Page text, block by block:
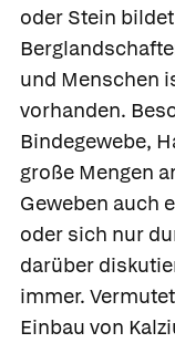
oder Stein
und Menschen
vorhanden.
Bindegewebe,
große Mengen
Geweben auch
oder sich nur
darüber
immer.
Einbau von